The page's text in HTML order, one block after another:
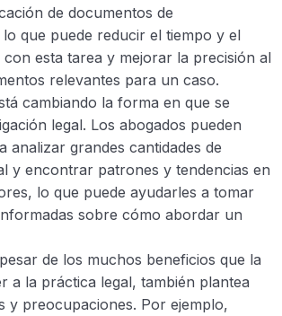
de documentos de
que puede reducir el tiempo y el
con esta tarea y mejorar la precisión al
relevantes para un caso.
cambiando la forma en que se
legal. Los abogados pueden
analizar grandes cantidades de
y encontrar patrones y tendencias en
lo que puede ayudarles a tomar
sobre cómo abordar un
de los muchos beneficios que la
a la práctica legal, también plantea
y preocupaciones. Por ejemplo,